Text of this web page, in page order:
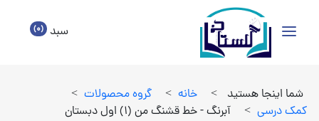
سبد (0)
شما اینجا هستید > خانه > گروه محصولات >
كمك درسي > آبرنگ - خط قشنگ من (1) اول دبستان